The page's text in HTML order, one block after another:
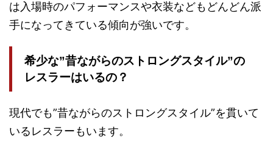
は入場時のパフォーマンスや衣装などもどんどん派
手になってきている傾向が強いです。
希少な”昔ながらのストロングスタイル”の
レスラーはいるの？
現代でも”昔ながらのストロングスタイル”を貫いて
いるレスラーもいます。